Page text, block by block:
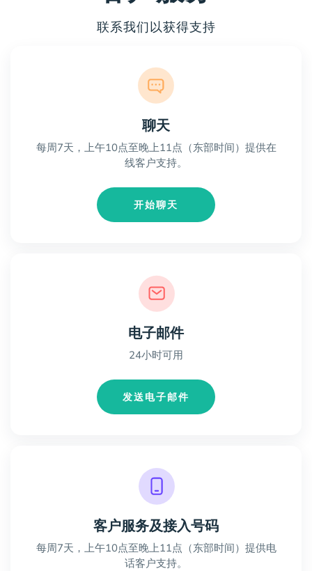
联系我们以获得支持
聊天
每周7天，上午10点至晚上11点（东部时间）提供在
线客户支持。
开始聊天
电子邮件
24小时可用
发送电子邮件
客户服务及接入号码
每周7天，上午10点至晚上11点（东部时间）提供电
话客户支持。